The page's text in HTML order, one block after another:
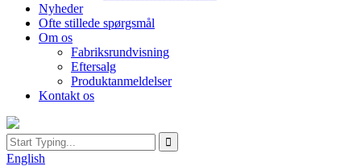
Nyheder
Ofte stillede spørgsmål
Om os
Fabriksrundvisning
Eftersalg
Produktanmeldelser
Kontakt os
English